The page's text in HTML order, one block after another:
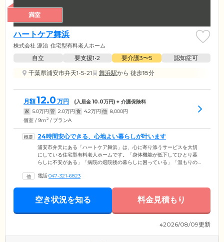
満室
ハートケア舞浜
株式会社 源治 住宅型有料老人ホーム
自立 要支援1•2 要介護3〜5
認知症可
千葉県浦安市弁天1-5-21
舞浜駅から 徒歩18分
月額12.0 万円 (入居金10.0万円) + 介護保険料
家 5.0万円 管 2.0万円 食 4.2万円 他 8,000円
個室 / 9m2 / プランA
24時間安心できる、心地よい暮らしが叶います
浦安市弁天にある「ハートケア舞浜」は、心に寄り添うサービスを大切
にしている住宅型有料老人ホームです。「身体機能が低下してひとり暮
らしに不安がある」「病院の退院後の暮らしに困っている」「温もりの
ご提供。安心・快適な暮らしのお手伝いを行います。「おはようござい
れた温かいお食事サービス、ご家族様への連絡サポートも行います。入
居条件は要介護1～5の方で、年齢に制限はありません。認知症の方も受
電話047-321-6823
空き状況を知る 料金見積もり
※2026/08/09更新